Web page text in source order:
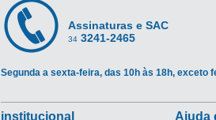
Assinaturas e SAC
34 3241-2465
Segunda a sexta-feira, das 10h às 18h, exceto
institucional Ajuda